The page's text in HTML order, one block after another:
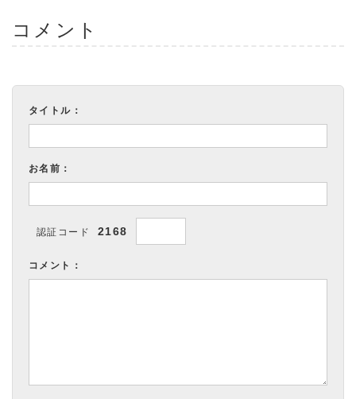
コメント
タイトル：
お名前：
認証コード 2168
コメント：